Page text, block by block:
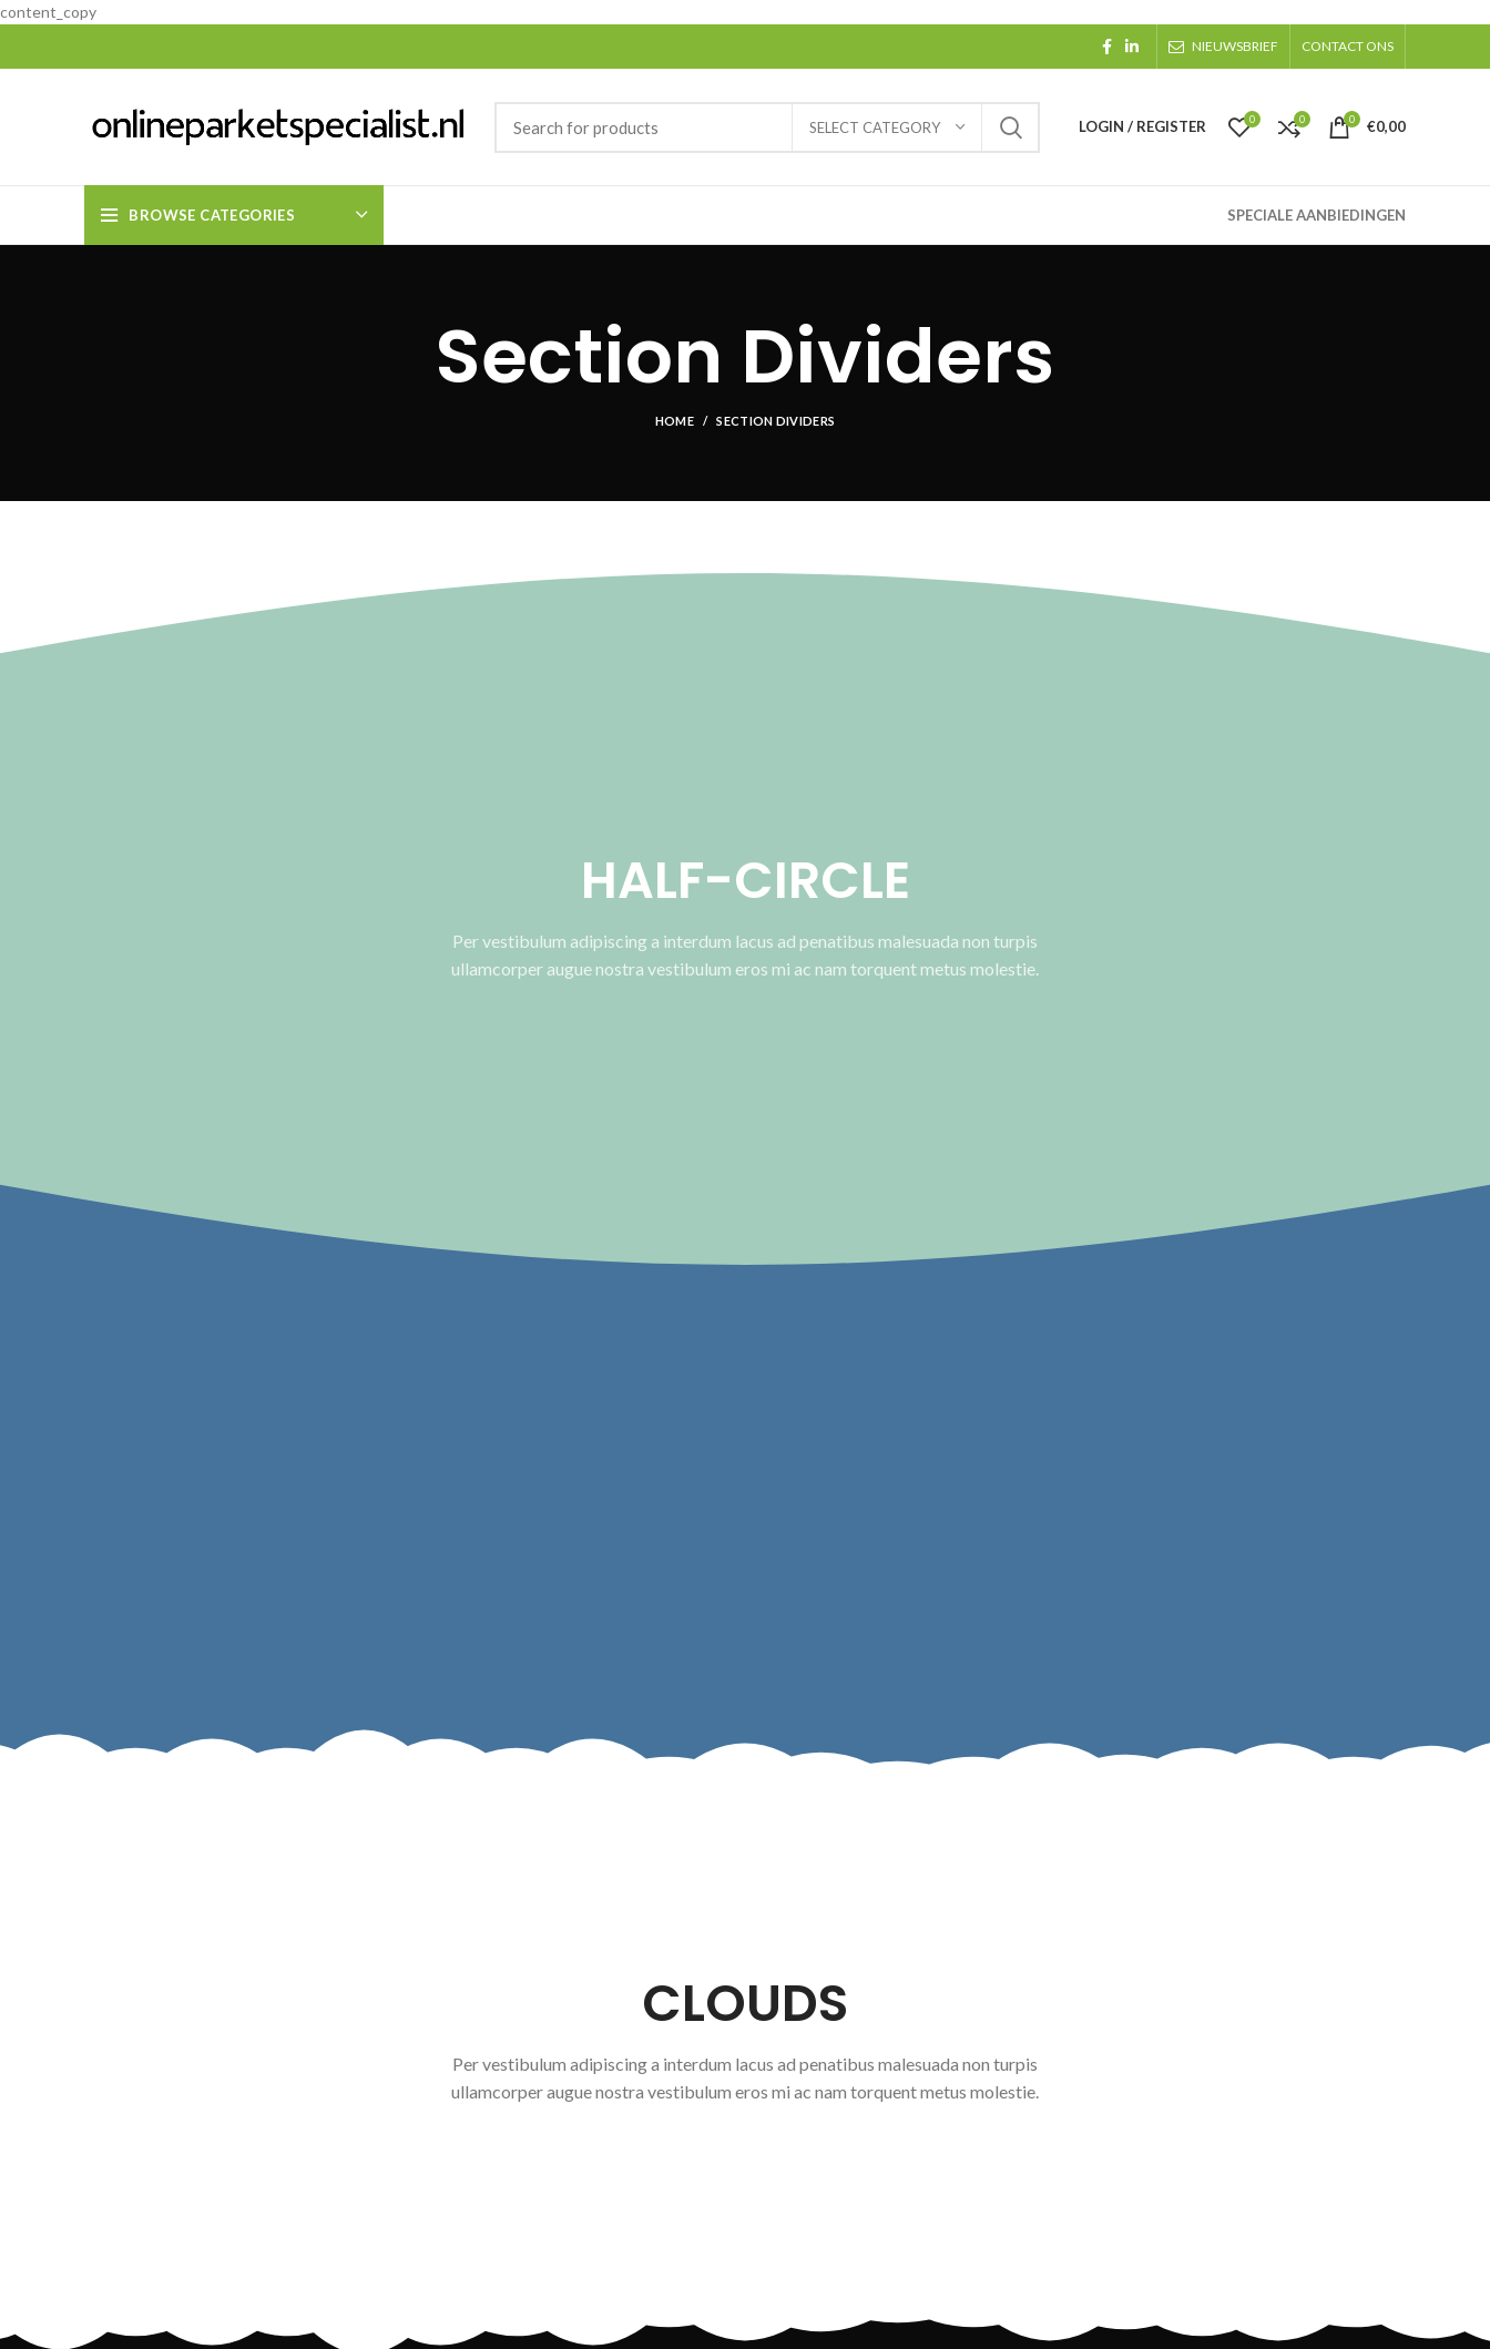
content_copy
NIEUWSBRIEF CONTACT ONS
SELECT CATEGORY LOGIN / REGISTER 0 0 0 €0,00
BROWSE CATEGORIES SPECIALE AANBIEDINGEN
Section Dividers
HOME SECTION DIVIDERS
HALF-CIRCLE
Per vestibulum adipiscing a interdum lacus ad penatibus malesuada non turpis
ullamcorper augue nostra vestibulum eros mi ac nam torquent metus molestie.
CLOUDS
Per vestibulum adipiscing a interdum lacus ad penatibus malesuada non turpis
ullamcorper augue nostra vestibulum eros mi ac nam torquent metus molestie.